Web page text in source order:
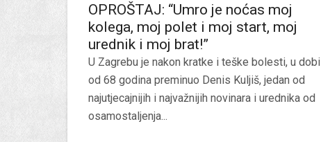
OPROŠTAJ: “Umro je noćas moj
kolega, moj polet i moj start, moj
urednik i moj brat!”
U Zagrebu je nakon kratke i teške bolesti, u dobi
od 68 godina preminuo Denis Kuljiš, jedan od
najutjecajnijih i najvažnijih novinara i urednika od
osamostaljenja...